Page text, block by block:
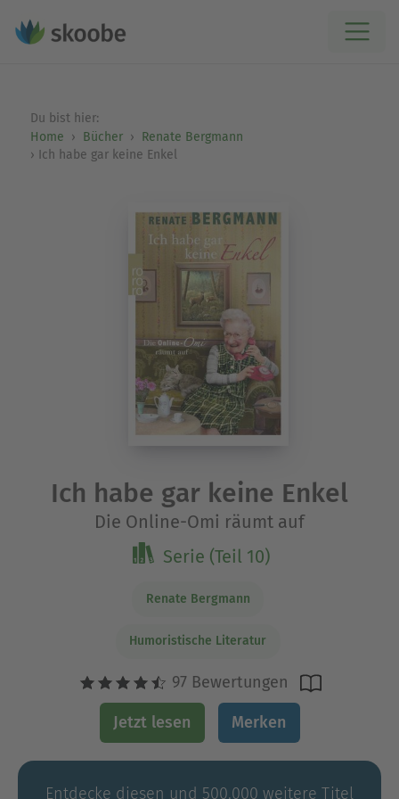
Du bist hier:
Home
Bücher
Renate Bergmann
Ich habe gar keine Enkel
Ich habe gar keine Enkel
Die Online-Omi räumt auf
Serie (Teil 10)
Renate Bergmann
Humoristische Literatur
97 Bewertungen
Jetzt lesen Merken
Entdecke diesen und 500.000 weitere Titel